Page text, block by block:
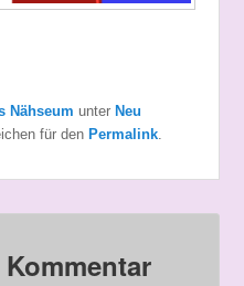
Nähseum unter Neu
für den Permalink.